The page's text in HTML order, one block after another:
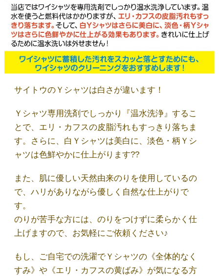
サイトウのこだわり
取扱商品
お問い合わせ
代表あいさつ
法人クリーニング｜業者向けクリーニング
サイトウのＹシャツは白さが違います！
Ｙシャツ専用洗剤でしっかり『温水洗浄』するこ
とで、エリ・カフスの皮脂汚れもすっきり落ちま
す。さらに、白Ｙシャツは美白に、淡色・柄Ｙシ
ャツは色鮮やかに仕上がります??
また、肌に優しい天然由来のりを使用しているの
で、ハリがありながら優しく自然な仕上がりで
す。
のりが苦手な方には、のりをつけずに柔らかく仕
上げますので、お気軽にご依頼ください♪
もし、ご自宅での洗濯でＹシャツの《全体的なく
すみ》や《エリ・カフスの黄ばみ》が気になる方